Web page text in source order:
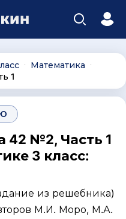
∙ Математика ∙
1
42 №2, Часть 1
3 класс:
из решебника)
М.И. Моро, М.А.